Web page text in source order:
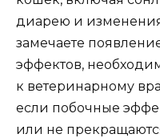
диарею и
замечаете
эффектов,
к ветеринарному
если побочные
или не